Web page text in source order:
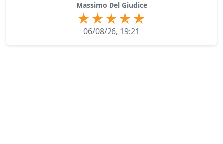
Massimo Del Giudice
06/08/26, 19:21